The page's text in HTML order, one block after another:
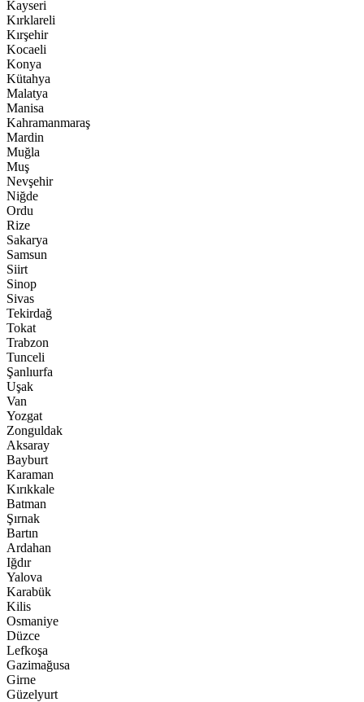
Kayseri
Kırklareli
Kırşehir
Kocaeli
Konya
Kütahya
Malatya
Manisa
Kahramanmaraş
Mardin
Muğla
Muş
Nevşehir
Niğde
Ordu
Rize
Sakarya
Samsun
Siirt
Sinop
Sivas
Tekirdağ
Tokat
Trabzon
Tunceli
Şanlıurfa
Uşak
Van
Yozgat
Zonguldak
Aksaray
Bayburt
Karaman
Kırıkkale
Batman
Şırnak
Bartın
Ardahan
Iğdır
Yalova
Karabük
Kilis
Osmaniye
Düzce
Lefkoşa
Gazimağusa
Girne
Güzelyurt